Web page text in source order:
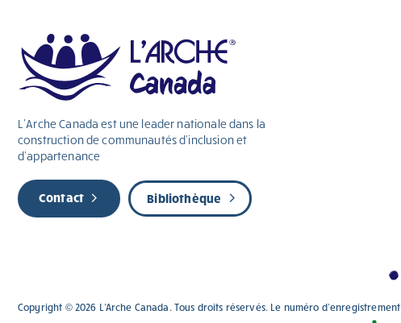
L’Arche Canada est une leader nationale dans la
construction de communautés d’inclusion et
d’appartenance
Contact Bibliothèque
Copyright © 2026 L'Arche Canada. Tous droits réservés. Le numéro d'enregistrement